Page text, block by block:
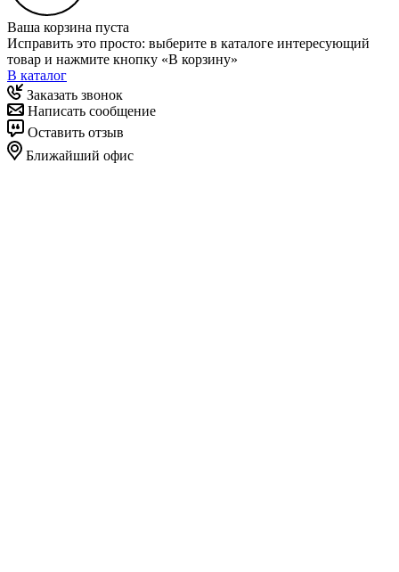
Ваша корзина пуста
Исправить это просто: выберите в каталоге интересующий
товар и нажмите кнопку «В корзину»
В каталог
Заказать звонок
Написать сообщение
Оставить отзыв
Ближайший офис